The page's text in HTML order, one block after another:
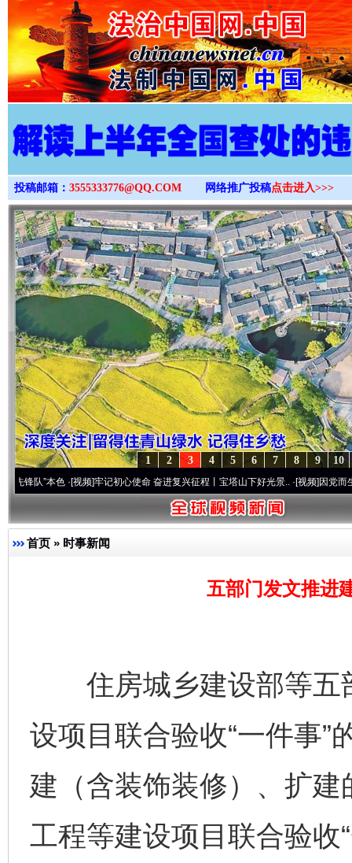
>
投稿邮箱： 3555333776@QQ.COM 网络推广投稿点击进入>>>
10
9
8
7
6
5
4
3
2
1
·[视频]牢记初心使命 奋进复兴征程丨宝塔山下好光景..·[视频]因党而生 为党而
首页 » 时事新闻
五部门发文推进
住房城乡建设部等五
设项目联合验收“一件事”
建（含装饰装修）、扩
工程等建设项目联合验收